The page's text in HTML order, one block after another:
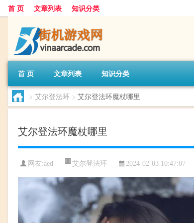
首 页 文章列表 知识分类
首 页 文章列表 知识分类
> 艾尔登法环 > 艾尔登法环魔杖哪里
艾尔登法环魔杖哪里
网友:aed 艾尔登法环 2024-02-03 10:47:07